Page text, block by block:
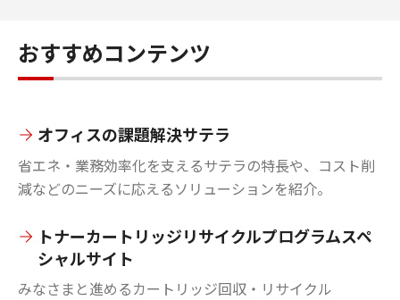
おすすめコンテンツ
オフィスの課題解決サテラ
省エネ・業務効率化を支えるサテラの特長や、コスト削
減などのニーズに応えるソリューションを紹介。
トナーカートリッジリサイクルプログラムスペ
シャルサイト
みなさまと進めるカートリッジ回収・リサイクル